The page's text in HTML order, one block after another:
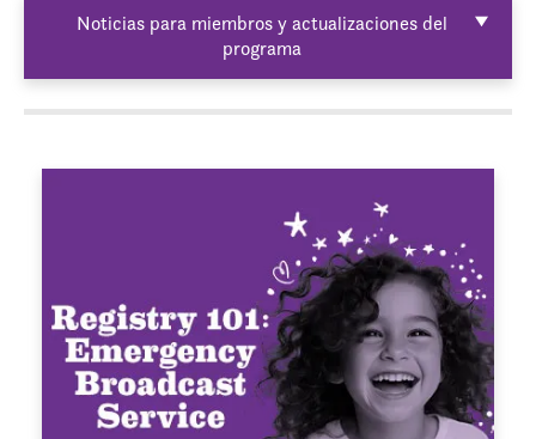
Noticias para miembros y actualizaciones del
programa